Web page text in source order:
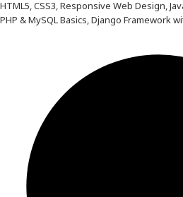
HTML5, CSS3, Responsive Web Design,
PHP & MySQL Basics, Django Framework